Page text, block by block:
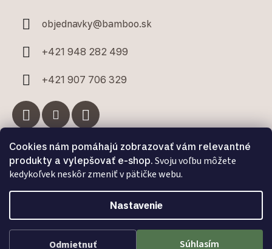
Cookies nám pomáhajú zobrazovať vám relevantné
produkty a vylepšovať e-shop. Svoju voľbu môžete
kedykoľvek neskôr zmeniť v pätičke webu.
Nastavenie
Odmietnuť Súhlasím
objednavky@bamboo.sk
+421 948 282 499
+421 907 706 329
Facebook
Vytvoril Shoptet Premium a Adatelier